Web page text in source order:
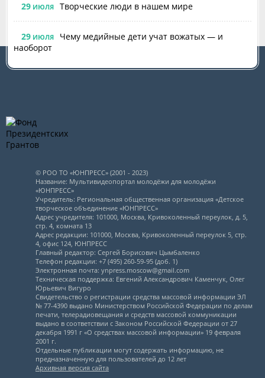
29 ИЮЛЯ Творческие люди в нашем мире
29 ИЮЛЯ
Чему медийные дети учат вожатых — и
наоборот
© РОО ТО «ЮНПРЕСС» (2001 - 2023)
Название: Мультивидеопортал молодёжи для молодёжи
«ЮНПРЕСС»
Учредитель: Региональная общественная организация «Детское
творческое объединение «ЮНПРЕСС»
Адрес учредителя: 101000, Москва, Кривоколенный переулок, д. 5,
стр. 4, комната 13
Адрес редакции: 101000, Москва, Кривоколенный переулок 5, стр.
4, офис 124, ЮНПРЕСС
Главный редактор: Сергей Борисович Цымбаленко
Телефон редакции: +7 (495) 260-59-95 (доб. 1)
Электронная почта: ynpress.moscow@gmail.com
Техническая поддержка: Евгений Александрович Каменчук, Олег
Юрьевич Вигуро
Свидетельство о регистрации средства массовой информации ЭЛ
№ 77-4390 выдано Министерством Российской Федерации по делам
печати, телерадиовещания и средств массовой коммуникации
выдано в соответствии с Законом Российской Федерации от 27
декабря 1991 г «О средствах массовой информации» 19 февраля
2001 г.
Отдельные публикации могут содержать информацию, не
предназначенную для пользователей до 12 лет
Архивная версия сайта